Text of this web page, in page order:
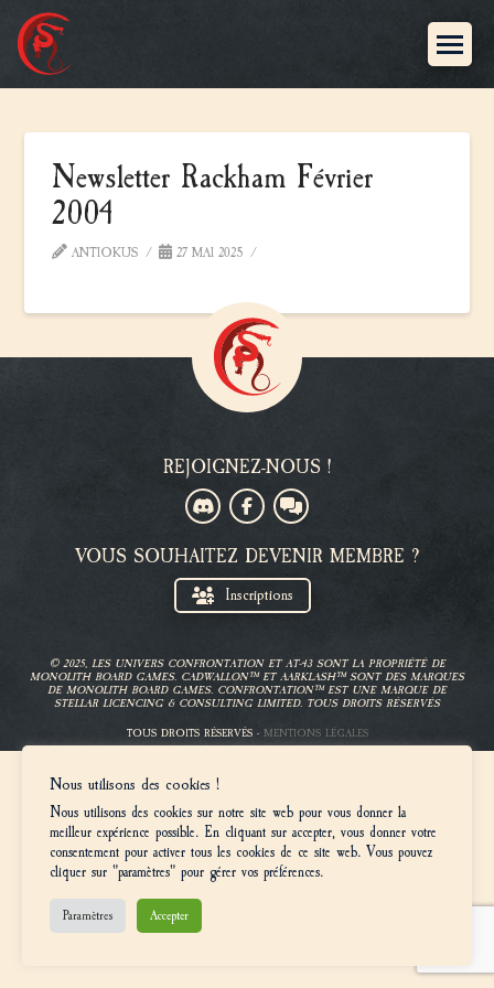
Newsletter Rackham Février
2004
ANTIOKUS 27 MAI 2025
REJOIGNEZ-NOUS !
VOUS SOUHAITEZ DEVENIR MEMBRE ?
Inscriptions
© 2025, LES UNIVERS CONFRONTATION ET AT-43 SONT LA PROPRIÉTÉ DE
MONOLITH BOARD GAMES. CADWALLON™ ET AARKLASH™ SONT DES MARQUES
DE MONOLITH BOARD GAMES. CONFRONTATION™ EST UNE MARQUE DE
STELLAR LICENCING & CONSULTING LIMITED. TOUS DROITS RÉSERVÉS
TOUS DROITS RÉSERVÉS - MENTIONS LÉGALES
Nous utilisons des cookies !
Nous utilisons des cookies sur notre site web pour vous donner la
meilleur expérience possible. En cliquant sur accepter, vous donner votre
consentement pour activer tous les cookies de ce site web. Vous pouvez
cliquer sur "paramètres" pour gérer vos préférences.
Paramètres Accepter